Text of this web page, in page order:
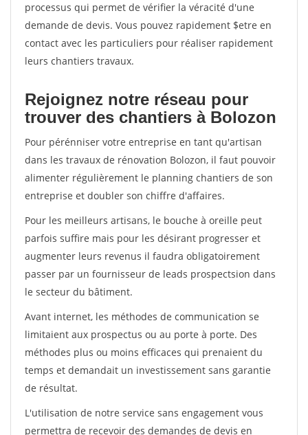
processus qui permet de vérifier la véracité d'une
demande de devis. Vous pouvez rapidement $etre en
contact avec les particuliers pour réaliser rapidement
leurs chantiers travaux.
Rejoignez notre réseau pour
trouver des chantiers à Bolozon
Pour pérénniser votre entreprise en tant qu'artisan
dans les travaux de rénovation Bolozon, il faut pouvoir
alimenter régulièrement le planning chantiers de son
entreprise et doubler son chiffre d'affaires.
Pour les meilleurs artisans, le bouche à oreille peut
parfois suffire mais pour les désirant progresser et
augmenter leurs revenus il faudra obligatoirement
passer par un fournisseur de leads prospectsion dans
le secteur du bâtiment.
Avant internet, les méthodes de communication se
limitaient aux prospectus ou au porte à porte. Des
méthodes plus ou moins efficaces qui prenaient du
temps et demandait un investissement sans garantie
de résultat.
L'utilisation de notre service sans engagement vous
permettra de recevoir des demandes de devis en